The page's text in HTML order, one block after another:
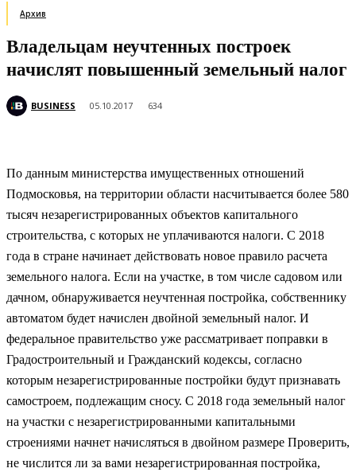
Архив
Владельцам неучтенных построек
начислят повышенный земельный налог
BUSINESS 05.10.2017 634
По данным министерства имущественных отношений
Подмосковья, на территории области насчитывается более 580
тысяч незарегистрированных объектов капитального
строительства, с которых не уплачиваются налоги. С 2018
года в стране начинает действовать новое правило расчета
земельного налога. Если на участке, в том числе садовом или
дачном, обнаруживается неучтенная постройка, собственнику
автоматом будет начислен двойной земельный налог. И
федеральное правительство уже рассматривает поправки в
Градостроительный и Гражданский кодексы, согласно
которым незарегистрированные постройки будут признавать
самостроем, подлежащим сносу. С 2018 года земельный налог
на участки с незарегистрированными капитальными
строениями начнет начисляться в двойном размере Проверить,
не числится ли за вами незарегистрированная постройка,